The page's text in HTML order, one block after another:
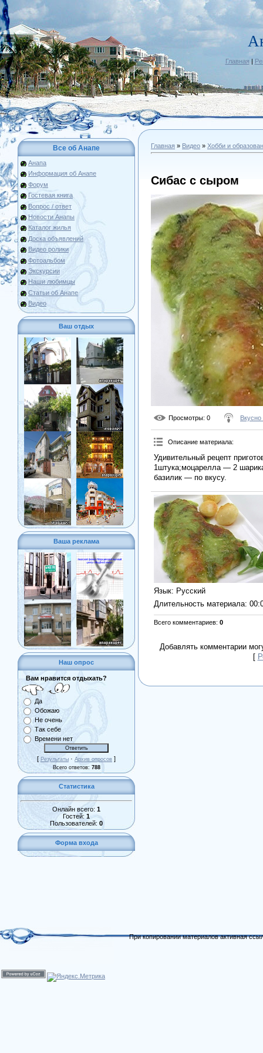
Главная |
Все об Анапе
Анапа
Информация об Анапе
Форум
Гостевая книга
Вопрос / ответ
Новости Анапы
Каталог жилья
Доска объявлений
Видео ролики
Фотоальбом
Экскурсии
Наши любимцы
Статьи об Анапе
Видео
Ваш отдых
Ваша реклама
Наш опрос
Вам нравится отдыхать?
Да
Обожаю
Не очень
Так себе
Времени нет
[ Результаты · Архив опросов ]
Всего ответов: 788
Статистика
Онлайн всего: 1
Гостей: 1
Пользователей: 0
Форма входа
Главная » Видео » Хобби и
Сибас с сыром
Просмотры: 0
Описание материала:
Удивительный рецепт
1штука;моцарелла — 2
базилик — по вкусу.
Язык: Русский
Длительность материала:
Всего комментариев: 0
Добавлять комментарии
[
При копировании материалов активная